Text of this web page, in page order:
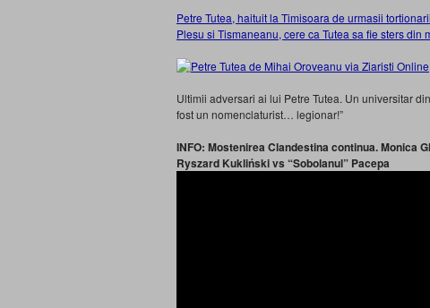
Petre Tutea, haituit la Timisoara de urmasii
Plesu si Tismaneanu, cere ca Tutea sa fie sters din
Ultimii adversari ai lui Petre Tutea. Un universitar
fost un nomenclaturist… legionar!”
INFO: Mostenirea Clandestina continua. Monica
Ryszard Kukliński vs “Sobolanul” Pacepa